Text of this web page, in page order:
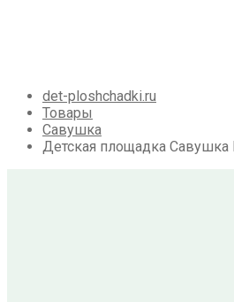
det-ploshchadki.ru
Товары
Савушка
Детская площадка Савушка